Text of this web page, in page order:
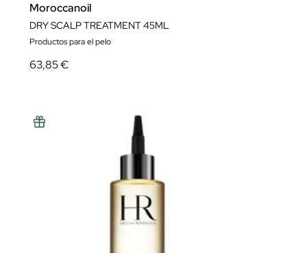
Moroccanoil
DRY SCALP TREATMENT 45ML
Productos para el pelo
63,85 €